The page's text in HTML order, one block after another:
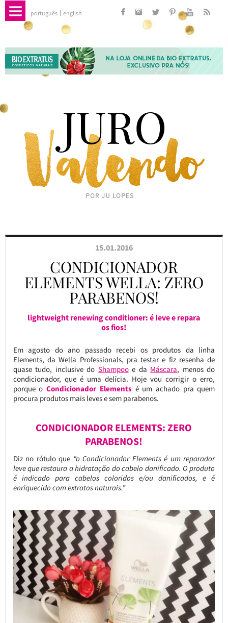
português english
15.01.2016
CONDICIONADOR
ELEMENTS WELLA: ZERO
PARABENOS!
lightweight renewing conditioner: é leve e repara
os fios!
Em agosto do ano passado recebi os produtos da linha
Elements, da Wella Professionals, pra testar e fiz resenha de
quase tudo, inclusive do Shampooe da Máscara, menos do
condicionador, que é uma delícia. Hoje vou corrigir o erro,
porque oCondicionador Elementsé um achado pra quem
procura produtos mais leves e sem parabenos.
CONDICIONADOR ELEMENTS: ZERO
PARABENOS!
Diz no rótulo que “o Condicionador Elements é um reparador
leve que restaura a hidratação do cabelo danificado. O produto
é indicado para cabelos coloridos e/ou danificados, e é
enriquecido com extratos naturais.”